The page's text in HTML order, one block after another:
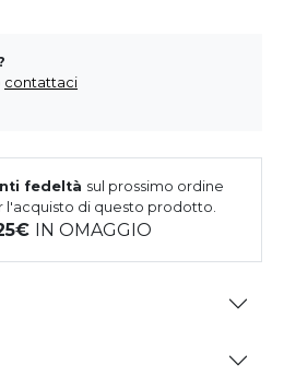
contattaci
fedeltà sul prossimo ordine
l'acquisto di questo prodotto.
IN OMAGGIO